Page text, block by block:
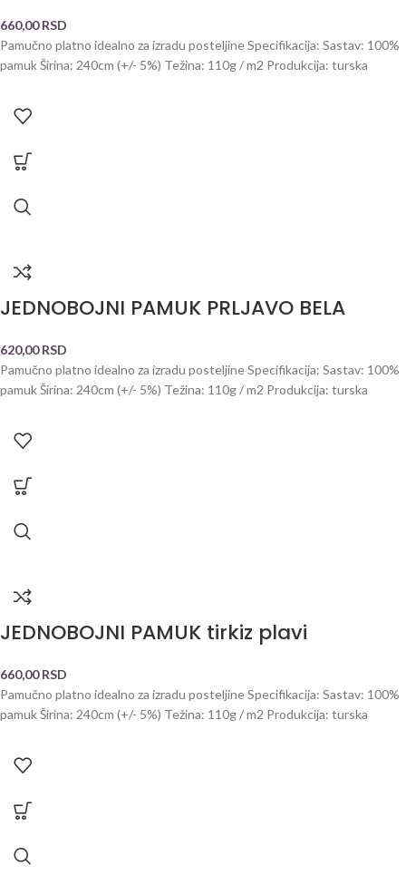
660,00RSD
Pamučno platno idealno za izradu posteljine Specifikacija: Sastav: 100%
pamuk Širina: 240cm (+/- 5%) Težina: 110g / m2 Produkcija: turska
JEDNOBOJNI PAMUK PRLJAVO BELA
620,00RSD
Pamučno platno idealno za izradu posteljine Specifikacija: Sastav: 100%
pamuk Širina: 240cm (+/- 5%) Težina: 110g / m2 Produkcija: turska
JEDNOBOJNI PAMUK tirkiz plavi
660,00RSD
Pamučno platno idealno za izradu posteljine Specifikacija: Sastav: 100%
pamuk Širina: 240cm (+/- 5%) Težina: 110g / m2 Produkcija: turska